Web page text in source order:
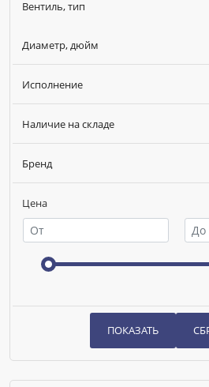
Цена
Бренд
Наличие на складе
Исполнение
Диаметр, дюйм
Вентиль, тип
Материал: Латунь